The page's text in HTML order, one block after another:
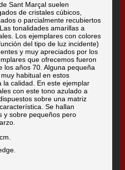
Sant Marçal suelen
de cristales cúbicos,
o parcialmente recubiertos
tonalidades amarillas a
Los ejemplares con colores
del tipo de luz incidente)
y muy apreciados por los
que ofrecemos fueron
los años 70. Alguna pequeña
habitual en estos
la calidad. En este ejemplar
con este tono azulado a
sobre una matriz
Se hallan
y sobre pequeños pero